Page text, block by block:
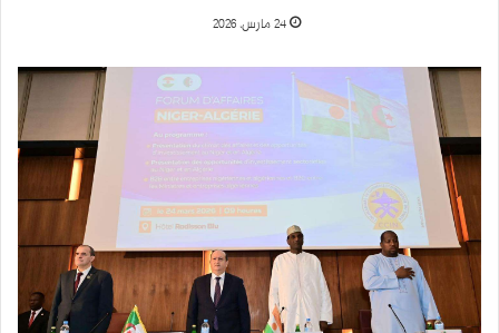
24 مارس، 2026